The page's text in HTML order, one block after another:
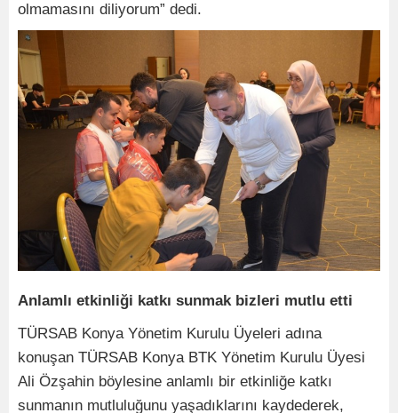
olmamasını diliyorum” dedi.
Anlamlı etkinliği katkı sunmak bizleri mutlu etti
TÜRSAB Konya Yönetim Kurulu Üyeleri adına
konuşan TÜRSAB Konya BTK Yönetim Kurulu Üyesi
Ali Özşahin böylesine anlamlı bir etkinliğe katkı
sunmanın mutluluğunu yaşadıklarını kaydederek,